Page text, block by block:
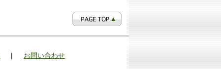
| お問い合わせ